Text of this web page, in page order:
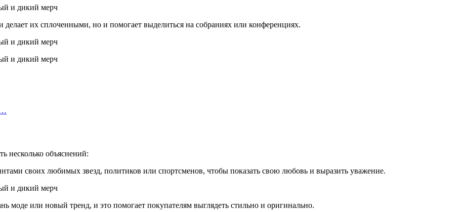
их сплоченными, но и помогает выделиться на собраниях или конференциях.
несколько объяснений:
своих любимых звезд, политиков или спортсменов, чтобы показать свою любовь и выразить уважение.
моде или новый тренд, и это помогает покупателям выглядеть стильно и оригинально.